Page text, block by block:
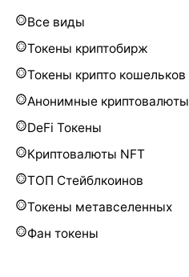
Все виды
Токены криптобирж
Токены крипто кошельков
Анонимные криптовалюты
DeFi Токены
Криптовалюты NFT
ТОП Стейблкоинов
Токены метавселенных
Фан токены